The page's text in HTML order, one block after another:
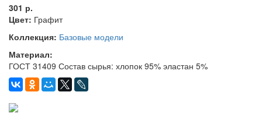
301 р.
Цвет: Графит
Коллекция: Базовые модели
Материал:
ГОСТ 31409 Состав сырья: хлопок 95% эластан 5%